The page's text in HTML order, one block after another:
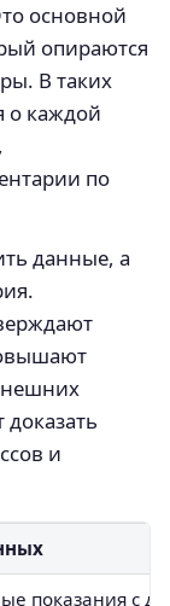
основной
опираются
В таких
о каждой
по
данные, а
и
показания с